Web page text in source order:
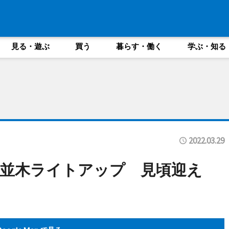
見る・遊ぶ 買う 暮らす・働く 学ぶ・知る
2022.03.29
木ライトアップ 見頃迎え